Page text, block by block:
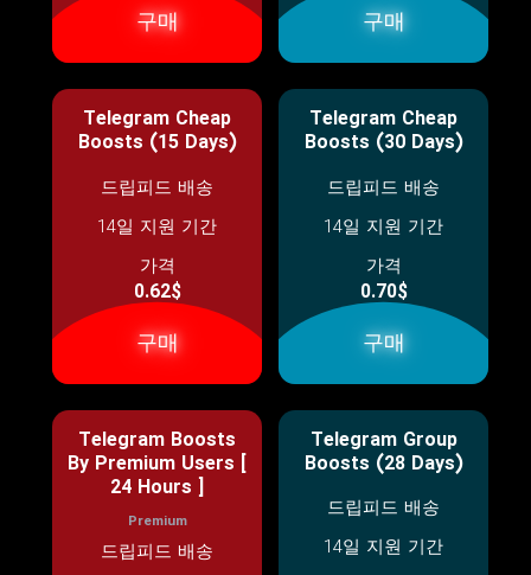
구매 구매
Telegram Cheap
Boosts (15 Days)
드립피드 배송
14일 지원 기간
가격
0.62$
구매
Telegram Cheap
Boosts (30 Days)
드립피드 배송
14일 지원 기간
가격
0.70$
구매
Telegram Boosts
By Premium Users [
24 Hours ]
Premium
드립피드 배송
Telegram Group
Boosts (28 Days)
드립피드 배송
14일 지원 기간